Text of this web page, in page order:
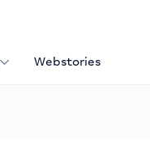
Webstories